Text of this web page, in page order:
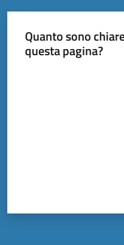
Quanto sono
questa pagina?